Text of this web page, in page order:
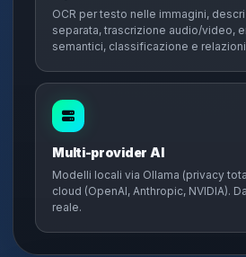
OCR per testo nelle immagini,
separata, trascrizione audio/video,
semantici, classificazione e
Multi-provider AI
Modelli locali via Ollama (privacy
cloud (OpenAI, Anthropic, NVIDIA).
reale.